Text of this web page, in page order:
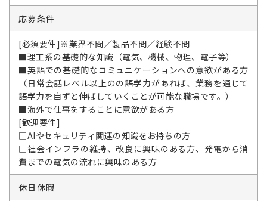
応募条件
[必須要件]※業界不問／製品不問／経験不問
■理工系の基礎的な知識（電気、機械、物理、電子等）
■英語での基礎的なコミュニケーションへの意欲がある方
（日常会話レベル以上のの語学力があれば、業務を通じて
語学力を自ずと伸ばしていくことが可能な職場です。）
■海外で仕事をすることに意欲がある方
[歓迎要件]
□AIやセキュリティ関連の知識をお持ちの方
□社会インフラの維持、改良に興味のある方、発電から消
費までの電気の流れに興味のある方
休日休暇